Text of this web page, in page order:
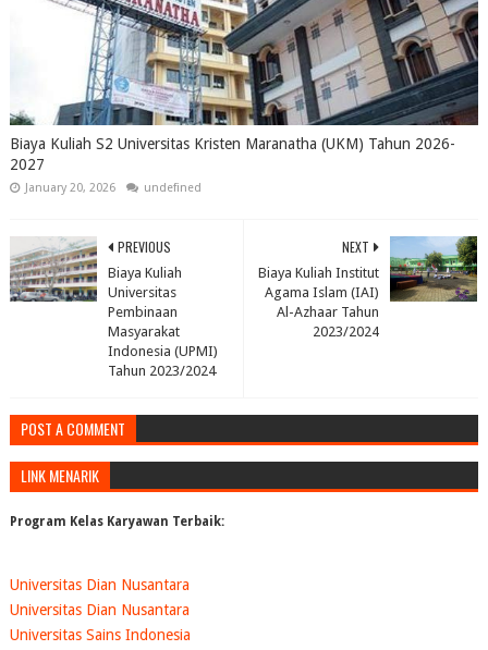
Biaya Kuliah S2 Universitas Kristen Maranatha (UKM) Tahun 2026-
2027
January 20, 2026 undefined
NEXT
Biaya Kuliah Institut
Agama Islam (IAI)
Al-Azhaar Tahun
2023/2024
PREVIOUS
Biaya Kuliah
Universitas
Pembinaan
Masyarakat
Indonesia (UPMI)
Tahun 2023/2024
POST A COMMENT
LINK MENARIK
Program Kelas Karyawan Terbaik:
Universitas Dian Nusantara
Universitas Dian Nusantara
Universitas Sains Indonesia